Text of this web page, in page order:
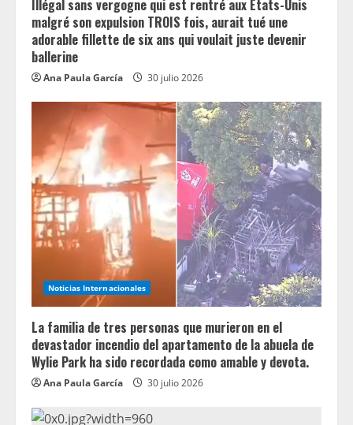
n
g
Illégal sans vergogne qui est rentré aux États-Unis
malgré son expulsion TROIS fois, aurait tué une
adorable fillette de six ans qui voulait juste devenir
ballerine
Ana Paula García 30 julio 2026
Noticias Internacionales
La familia de tres personas que murieron en el
devastador incendio del apartamento de la abuela de
Wylie Park ha sido recordada como amable y devota.
Ana Paula García 30 julio 2026